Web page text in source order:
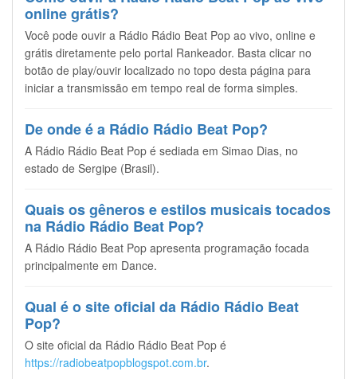
online grátis?
Você pode ouvir a Rádio Rádio Beat Pop ao vivo, online e
grátis diretamente pelo portal Rankeador. Basta clicar no
botão de play/ouvir localizado no topo desta página para
iniciar a transmissão em tempo real de forma simples.
De onde é a Rádio Rádio Beat Pop?
A Rádio Rádio Beat Pop é sediada em Simao Dias, no
estado de Sergipe (Brasil).
Quais os gêneros e estilos musicais tocados
na Rádio Rádio Beat Pop?
A Rádio Rádio Beat Pop apresenta programação focada
principalmente em Dance.
Qual é o site oficial da Rádio Rádio Beat
Pop?
O site oficial da Rádio Rádio Beat Pop é
https://radiobeatpopblogspot.com.br.